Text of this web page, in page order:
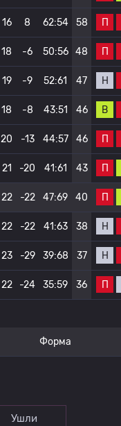
16 8 62:54 58 П
18 -6 50:56 48 П
19 -9 52:61 47 Н
18 -8 43:51 46 В
20 -13 44:57 46 П
21 -20 41:61 43 П
22 -22 47:69 40 П
22 -22 41:63 38 Н
23 -29 39:68 37 Н
22 -24 35:59 36 П
Форма
Ушли